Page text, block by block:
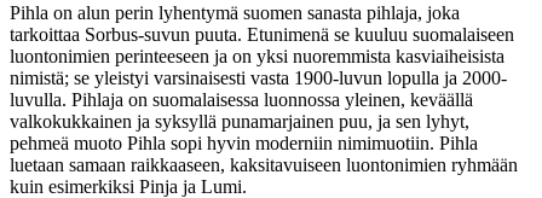
Pihla on alun perin lyhentymä suomen sanasta pihlaja, joka
tarkoittaa Sorbus-suvun puuta. Etunimenä se kuuluu suomalaiseen
luontonimien perinteeseen ja on yksi nuoremmista kasviaiheisista
nimistä; se yleistyi varsinaisesti vasta 1900-luvun lopulla ja 2000-
luvulla. Pihlaja on suomalaisessa luonnossa yleinen, keväällä
valkokukkainen ja syksyllä punamarjainen puu, ja sen lyhyt,
pehmeä muoto Pihla sopi hyvin moderniin nimimuotiin. Pihla
luetaan samaan raikkaaseen, kaksitavuiseen luontonimien ryhmään
kuin esimerkiksi Pinja ja Lumi.